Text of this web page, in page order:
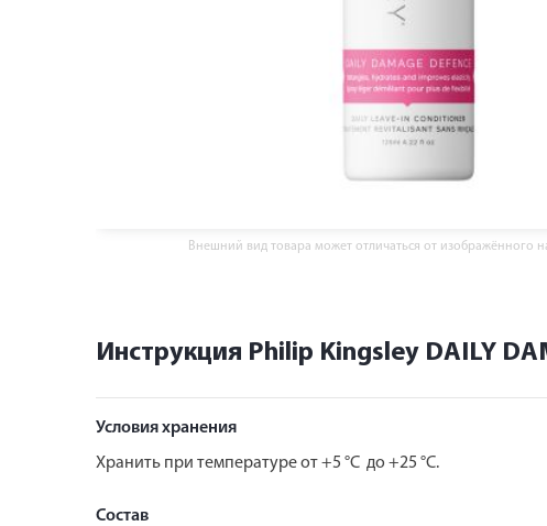
Внешний вид товара может отличаться от изображённого
Инструкция Philip Kingsley DAILY
Условия хранения
Хранить при температуре от +5 °C до +25 °C.
Состав